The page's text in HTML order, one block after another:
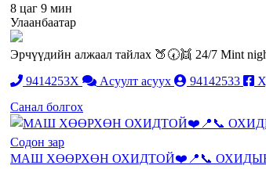
8 цаг 9 мин
Улаанбаатар
Эрчүүдийн алжаал тайлах 🍑🕢👯 24/7 Mint
9414253X
Асуулт асуух 94142533
Санал болгох
Содон зар
МАШ ХӨӨРХӨН ОХИДТОЙ❤️📍📞